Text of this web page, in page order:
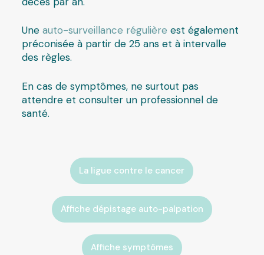
Une auto-surveillance régulière est également
préconisée à partir de 25 ans et à intervalle
des règles.
En cas de symptômes, ne surtout pas
attendre et consulter un professionnel de
santé.
La ligue contre le cancer
Affiche dépistage auto-palpation
Affiche symptômes